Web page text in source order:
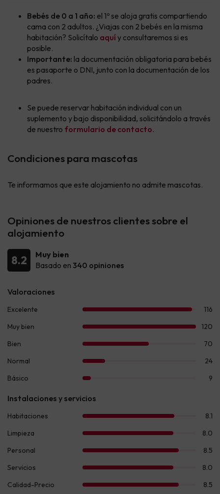
Bebés de 0 a 1 año: el 1º se aloja gratis compartiendo
cama con 2 adultos. ¿Viajas con 2 bebés en la misma
habitación? Solicítalo aquíy consultaremos si es
posible.
Importante: la documentación obligatoria para bebés
es pasaporte o DNI, junto con la documentación de los
padres.
Se puede reservar habitación individual con un
suplemento y bajo disponibilidad, solicitándolo a través
de nuestro formulario de contacto.
Condiciones para mascotas
Te informamos que este alojamiento no admite mascotas.
Opiniones de nuestros clientes sobre el
alojamiento
8.2
Muy bien
Basado en 340 opiniones